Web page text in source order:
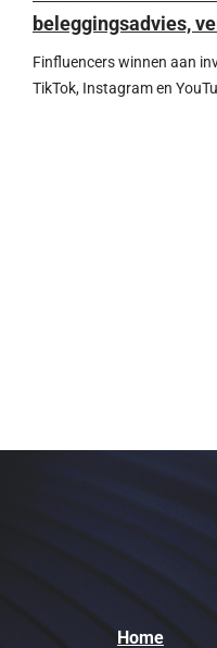
beleggingsadvies,
en juridische
Finfluencers winnen aan
TikTok, Instagram en
Home